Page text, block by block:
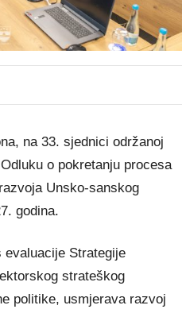
na 33. sjednici održanoj
o pokretanju procesa
Unsko-sanskog
godina.
Strategije
strateškog
politike, usmjerava razvoj